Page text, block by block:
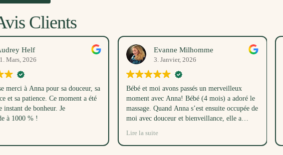
Clients
Helf
Mars, 2026
merci à Anna pour sa douceur, sa
et sa patience. Ce moment a été
instant de bonheur. Je
à 1000 % !
Evanne Milhomme
3. Janvier, 2026
Bébé et moi avons passés un merveilleux
moment avec Anna! Bébé (4 mois) a adoré le
massage. Quand Anna s’est ensuite occupée de
moi avec douceur et bienveillance, elle a
les trois étaient un très beau cadeau, merci
Lire la suite